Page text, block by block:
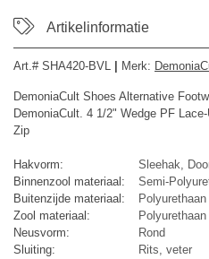
Artikelinformatie
Art.# SHA420-BVL Merk:
DemoniaCult Shoes Alternative
DemoniaCult. 4 1/2" Wedge PF
Zip
Hakvorm:
Sleehak,
Binnenzool materiaal:
Semi-
Buitenzijde materiaal:
Polyurethaan
Zool materiaal:
Polyurethaan
Neusvorm:
Rond
Sluiting:
Rits, veter